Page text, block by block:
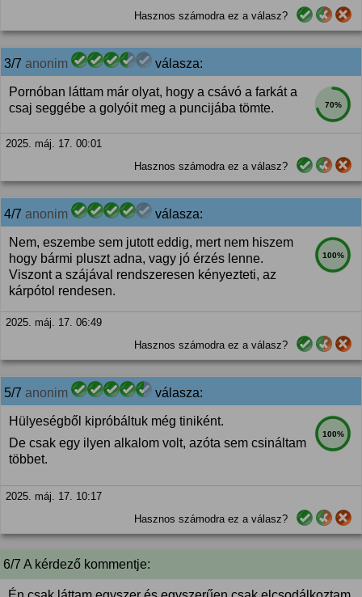
Hasznos számodra ez a válasz?
3/7 anonim válasza:
70%
Pornóban láttam már olyat, hogy a csávó a farkát a
csaj seggébe a golyóit meg a puncijába tömte.
2025. máj. 17. 00:01
Hasznos számodra ez a válasz?
4/7 anonim válasza:
100%
Nem, eszembe sem jutott eddig, mert nem hiszem
hogy bármi pluszt adna, vagy jó érzés lenne.
Viszont a szájával rendszeresen kényezteti, az
kárpótol rendesen.
2025. máj. 17. 06:49
Hasznos számodra ez a válasz?
5/7 anonim válasza:
100%
Hülyeségből kipróbáltuk még tiniként.
De csak egy ilyen alkalom volt, azóta sem csináltam
többet.
2025. máj. 17. 10:17
Hasznos számodra ez a válasz?
6/7 A kérdező kommentje: